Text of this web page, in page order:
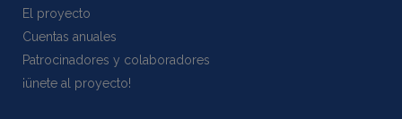
El proyecto
Cuentas anuales
Patrocinadores y colaboradores
¡ünete al proyecto!